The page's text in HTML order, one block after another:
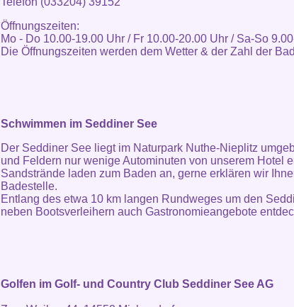
Öffnungszeiten:
Mo - Do 10.00-19.00 Uhr / Fr 10.00-20.00 Uhr / Sa-So
Die Öffnungszeiten werden dem Wetter & der Zahl der
Schwimmen im Seddiner See
Der Seddiner See liegt im Naturpark Nuthe-Nieplitz
und Feldern nur wenige Autominuten von unserem Hotel
Sandstrände laden zum Baden an, gerne erklären wir
Badestelle.
Entlang des etwa 10 km langen Rundweges um den
neben Bootsverleihern auch Gastronomieangebote
Golfen im Golf- und Country Club Seddiner See AG